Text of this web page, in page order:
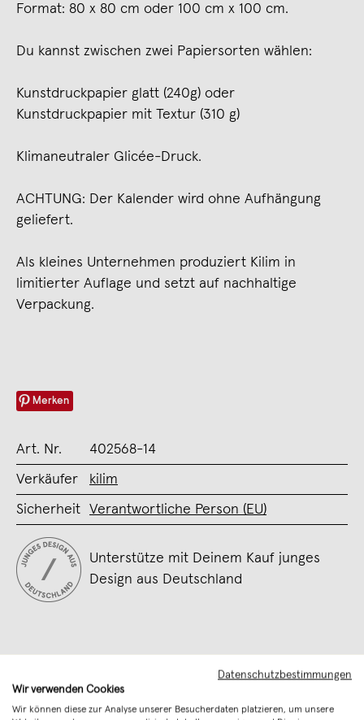
Format: 80 x 80 cm oder 100 cm x 100 cm.
Du kannst zwischen zwei Papiersorten wählen:
Kunstdruckpapier glatt (240g) oder
Kunstdruckpapier mit Textur (310 g)
Klimaneutraler Glicée-Druck.
ACHTUNG: Der Kalender wird ohne Aufhängung
geliefert.
Als kleines Unternehmen produziert Kilim in
limitierter Auflage und setzt auf nachhaltige
Verpackung.
Merken
Art. Nr. 402568-14
Verkäufer kilim
Sicherheit Verantwortliche Person (EU)
Unterstütze mit Deinem Kauf junges
Design aus Deutschland
Datenschutzbestimmungen
Wir verwenden Cookies
Wir können diese zur Analyse unserer Besucherdaten platzieren, um unsere